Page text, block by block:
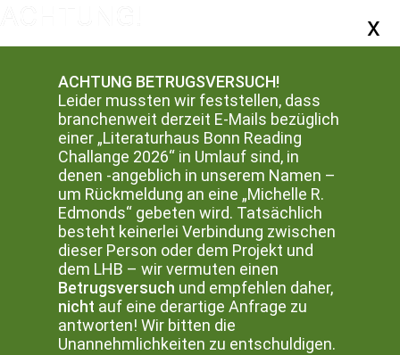
2024
2023
Literaturhaus Bonn
ACHTUNG BETRUGSVERSUCH!
Leider mussten wir feststellen, dass
branchenweit derzeit E-Mails bezüglich
einer „Literaturhaus Bonn Reading
Challange 2026“ in Umlauf sind, in
denen -angeblich in unserem Namen –
um Rückmeldung an eine „Michelle R.
Edmonds“ gebeten wird. Tatsächlich
besteht keinerlei Verbindung zwischen
dieser Person oder dem Projekt und
dem LHB – wir vermuten einen
Betrugsversuch und empfehlen daher,
nicht auf eine derartige Anfrage zu
antworten! Wir bitten die
Unannehmlichkeiten zu entschuldigen.